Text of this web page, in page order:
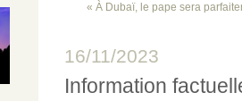
« À Dubaï, le pape sera
16/11/2023
Information